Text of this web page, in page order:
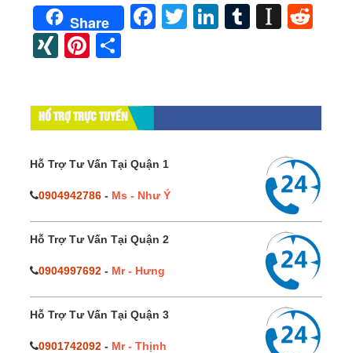
Share Facebook
TwitterLinkedIn
Tumblr
XINGPinterest
HỔ TRỢ TRỰC TUYẾN
Hỗ Trợ Tư Vấn Tại Quận 1
0904942786 - Ms - Như Ý
Hỗ Trợ Tư Vấn Tại Quận 2
0904997692 - Mr - Hưng
Hỗ Trợ Tư Vấn Tại Quận 3
0901742092 - Mr - Thịnh